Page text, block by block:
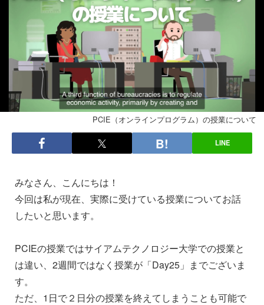
PCIE（オンラインプログラム）の授業について
LINE
みなさん、こんにちは！
今回は私が現在、実際に受けている授業についてお話
したいと思います。
PCIEの授業ではサイアムテクノロジー大学での授業と
は違い、2週間ではなく授業が「Day25」までございま
す。
ただ、1日で２日分の授業を終えてしまうことも可能で